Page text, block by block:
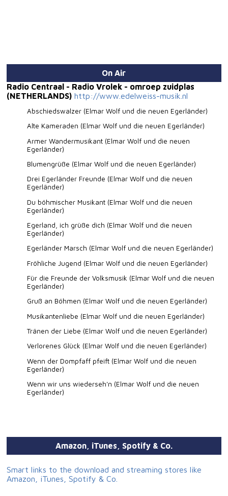
On Air
Radio Centraal - Radio Vrolek - omroep zuidplas
(NETHERLANDS) http://www.edelweiss-musik.nl
Abschiedswalzer (Elmar Wolf und die neuen Egerländer)
Alte Kameraden (Elmar Wolf und die neuen Egerländer)
Armer Wandermusikant (Elmar Wolf und die neuen
Egerländer)
Blumengrüße (Elmar Wolf und die neuen Egerländer)
Drei Egerländer Freunde (Elmar Wolf und die neuen
Egerländer)
Du böhmischer Musikant (Elmar Wolf und die neuen
Egerländer)
Egerland, ich grüße dich (Elmar Wolf und die neuen
Egerländer)
Egerländer Marsch (Elmar Wolf und die neuen Egerländer)
Fröhliche Jugend (Elmar Wolf und die neuen Egerländer)
Für die Freunde der Volksmusik (Elmar Wolf und die neuen
Egerländer)
Gruß an Böhmen (Elmar Wolf und die neuen Egerländer)
Musikantenliebe (Elmar Wolf und die neuen Egerländer)
Tränen der Liebe (Elmar Wolf und die neuen Egerländer)
Verlorenes Glück (Elmar Wolf und die neuen Egerländer)
Wenn der Dompfaff pfeift (Elmar Wolf und die neuen
Egerländer)
Wenn wir uns wiederseh'n (Elmar Wolf und die neuen
Egerländer)
Amazon, iTunes, Spotify & Co.
Smart links to the download and streaming stores like
Amazon, iTunes, Spotify & Co.